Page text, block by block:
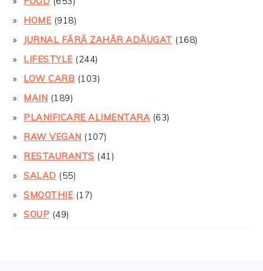
HOME(918)
JURNAL FĂRĂ ZAHĂR ADĂUGAT (168)
LIFESTYLE(244)
LOW CARB (103)
MAIN (189)
PLANIFICARE ALIMENTARA(63)
RAW VEGAN (107)
RESTAURANTS (41)
SALAD (55)
SMOOTHIE(17)
SOUP (49)